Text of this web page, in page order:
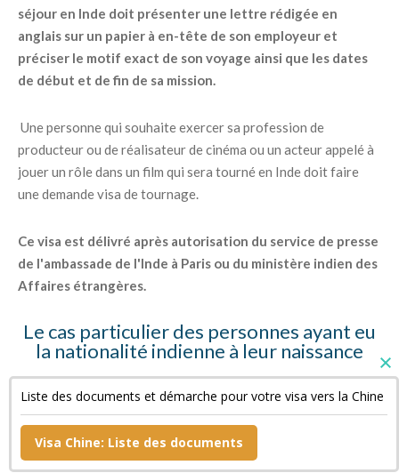
séjour en Inde doit présenter une lettre rédigée en
anglais sur un papier à en-tête de son employeur et
préciser le motif exact de son voyage ainsi que les dates
de début et de fin de sa mission.
Une personne qui souhaite exercer sa profession de
producteur ou de réalisateur de cinéma ou un acteur appelé à
jouer un rôle dans un film qui sera tourné en Inde doit faire
une demande visa de tournage.
Ce visa est délivré après autorisation du service de presse
de l'ambassade de l'Inde à Paris ou du ministère indien des
Affaires étrangères.
Le cas particulier des personnes ayant eu
la nationalité indienne à leur naissance
Ces personnes doivent fournir des copies de leur « Surrender
Certificate » et de leur passeport indien annulé ainsi qu'une
déclaration sur l'honneur.
Liste des documents et démarche pour votre visa vers la Chine
Visa Chine: Liste des documents